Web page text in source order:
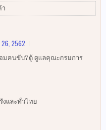
2562
มคนขับ7ตู้ ดูแลคุณะกรมการ
งและทั่วไทย